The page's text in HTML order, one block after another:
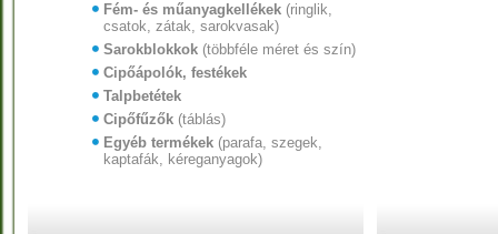
Fém- és műanyagkellékek (ringlik,
csatok, zátak, sarokvasak)
Sarokblokkok (többféle méret és szín)
Cipőápolók, festékek
Talpbetétek
Cipőfűzők (táblás)
Egyéb termékek (parafa, szegek,
kaptafák, kéreganyagok)